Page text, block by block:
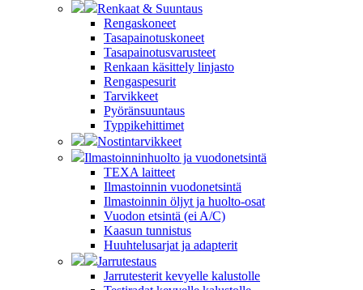
Renkaat & Suuntaus
Rengaskoneet
Tasapainotuskoneet
Tasapainotusvarusteet
Renkaan käsittely linjasto
Rengaspesurit
Tarvikkeet
Pyöränsuuntaus
Typpikehittimet
Nostintarvikkeet
Ilmastoinninhuolto ja vuodonetsintä
TEXA laitteet
Ilmastoinnin vuodonetsintä
Ilmastoinnin öljyt ja huolto-osat
Vuodon etsintä (ei A/C)
Kaasun tunnistus
Huuhtelusarjat ja adapterit
Jarrutestaus
Jarrutesterit kevyelle kalustolle